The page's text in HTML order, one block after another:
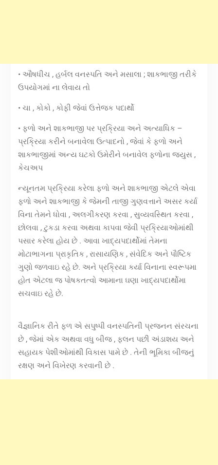
• ઔષધીચ , હર્બલ વનસ્પતિ અને મસાલા ; શાકભાજી તરીકે
ઉપયોગમાં ના લેવાય તો
• ચા , કોકો , કોફી જેવાં ઉત્તેજક પદાર્થો
• ફળો અને શાકભાજી પર પ્રક્રિયા અને અત્યાધિક –
પ્રક્રિયા કરીને બનાવેલા ઉત્પાદનો , જેવાં કે ફળો અને
શાકભાજીમાં અન્ય ઘટકો ઉમેરીને બનાવેલ ફળોના જ્યુસ ,
કેચઅપ
ન્યૂનતમ પ્રક્રિયા કરેલા ફળો અને શાકભાજી એટલે એવા
ફળો અને શાકભાજી કે જેમની તાજી ગુણવત્તાને અસર કર્યા
વિના તેમને ધોવા , અલગીકરણ કરવા , સુવ્યવસ્થિત કરવા ,
છોલવા , ટુકડા કરવા અથવા કાપવા જેવી પ્રક્રિયાઓમાંથી
પસાર કરેલા હોય છે . આવા ખાદ્યપદાર્થોમાં તેમના
મોટાભાગના પ્રાકૃતિક , રાસાયણિક , સંવેદિક અને પૌષ્ટિક
ગુણો જળવાઇ રહે છે. અને પ્રક્રિયા કર્યા વિનાના સ્વરૂપમા
હોત એટલા જ પોષકતત્વો આમાના ઘણા ખાદ્યપદાર્થોમા
સચવાઇ રહે છે.
વૈજ્ઞાનિક રીતે ફળ એ સપુષ્પી વનસ્પતિની પ્રજનન સંરચના
છે , જેમાં એક અથવા વધુ બીજ , ફ્લન પછી અંડાશય અને
સહાયક પેશીઓમાંથી વિકાસ પામે છે . તેની ભૂમિકા બીજનું
રક્ષણ અને વિખેરણ કરવાની છે .